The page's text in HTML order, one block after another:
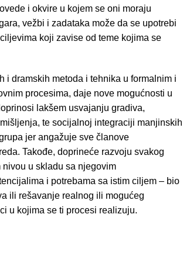
i okvire u kojem se oni moraju
vežbi i zadataka može da se upotrebi
koji zavise od teme kojima se
i dramskih metoda i tehnika u formalnim i
procesima, daje nove mogućnosti u
lakšem usvajanju gradiva,
te socijalnoj integraciji manjinskih
jer angažuje sve članove
Takođe, doprineće razvoju svakog
u skladu sa njegovim
i potrebama sa istim ciljem – bio
ili rešavanje realnog ili mogućeg
u kojima se ti procesi realizuju.